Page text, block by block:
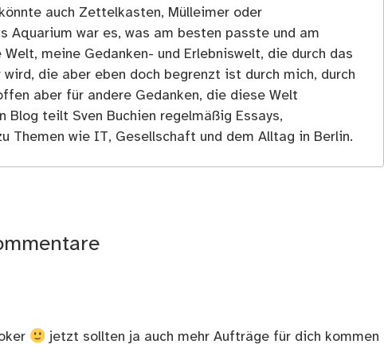
auch Zettelkasten, Mülleimer oder
Aquarium war es, was am besten passte und am
meine Gedanken- und Erlebniswelt, die durch das
die aber eben doch begrenzt ist durch mich, durch
aber für andere Gedanken, die diese Welt
Blog teilt Sven Buchien regelmäßig Essays,
Themen wie IT, Gesellschaft und dem Alltag in Berlin.
jetzt sollten ja auch mehr Aufträge für dich kommen